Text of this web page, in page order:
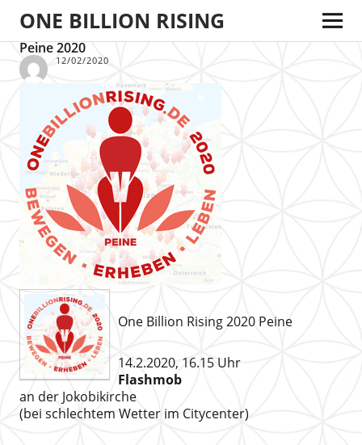
ONE BILLION RISING
Peine 2020
12/02/2020
One Billion Rising 2020 Peine
14.2.2020, 16.15 Uhr
Flashmob
an der Jokobikirche
(bei schlechtem Wetter im Citycenter)